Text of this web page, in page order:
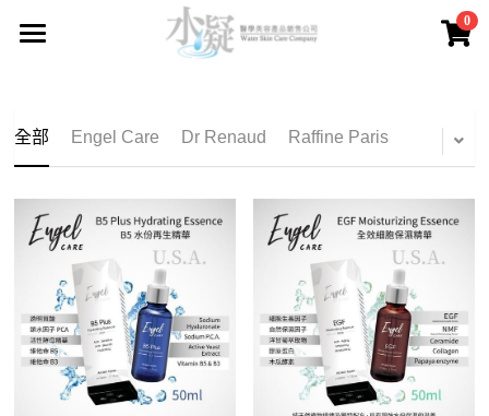
0
Engel Care
Dr Renaud
Raffine Paris
Sothys
送貨及付款方法
購物保證
售後服務
常見問題
全部 Engel Care Dr Renaud Raffine Paris
×
商品分類